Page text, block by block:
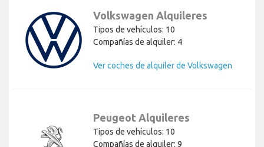
Volkswagen Alquileres
Tipos de vehículos: 10
Compañías de alquiler: 4
Ver coches de alquiler de Volkswagen
Peugeot Alquileres
Tipos de vehículos: 10
Compañías de alquiler: 9